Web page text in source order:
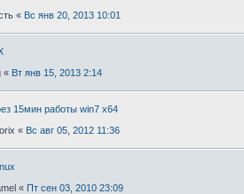
« Вс янв 20, 2013 10:01
« Вт янв 15, 2013 2:14
15мин работы win7 x64
« Вс авг 05, 2012 11:36
« Пт сен 03, 2010 23:09